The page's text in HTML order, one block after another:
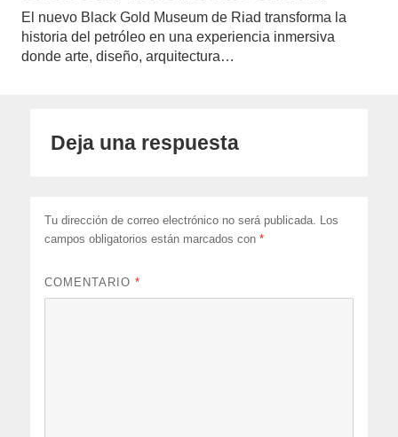
El nuevo Black Gold Museum de Riad transforma la
historia del petróleo en una experiencia inmersiva
donde arte, diseño, arquitectura…
Deja una respuesta
Tu dirección de correo electrónico no será publicada. Los
campos obligatorios están marcados con*
COMENTARIO*